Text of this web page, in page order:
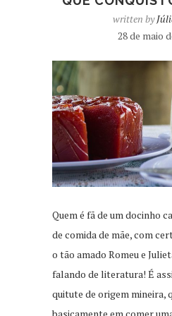
written by
28 de maio
Quem é fã de um docinho
de comida de mãe, com
o tão amado Romeu e
falando de literatura! É
quitute de origem mineira,